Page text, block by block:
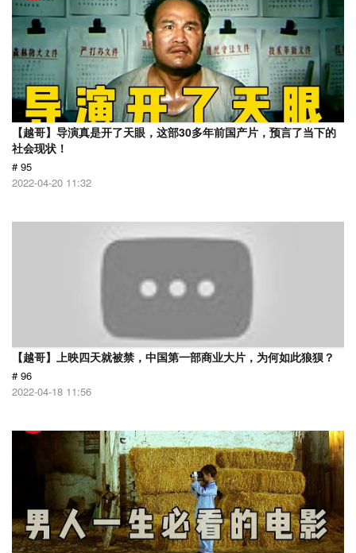
【越哥】导演真是开了天眼，这部30多年前国产片，预言了当下的
社会现状！
# 95
2022-04-20 11:32
【越哥】上映四天就被禁，中国第一部商业大片，为何如此狼狈？
# 96
2022-04-18 11:56